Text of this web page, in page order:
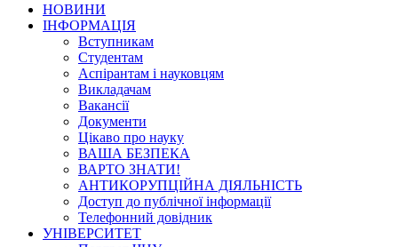
НОВИНИ
ІНФОРМАЦІЯ
Вступникам
Студентам
Аспірантам і науковцям
Викладачам
Вакансії
Документи
Цікаво про науку
ВАША БЕЗПЕКА
ВАРТО ЗНАТИ!
АНТИКОРУПЦІЙНА ДІЯЛЬНІСТЬ
Доступ до публічної інформації
Телефонний довідник
УНІВЕРСИТЕТ